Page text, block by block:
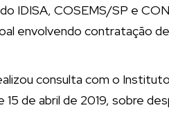
consulta com o
15 de abril de 2019, sobre